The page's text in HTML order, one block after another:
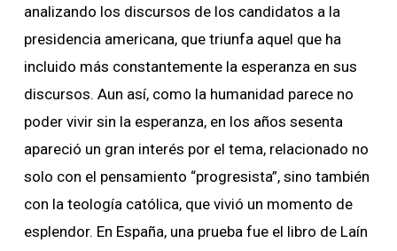
analizando los discursos de los candidatos a la
presidencia americana, que triunfa aquel que ha
incluido más constantemente la esperanza en sus
discursos. Aun así, como la humanidad parece no
poder vivir sin la esperanza, en los años sesenta
apareció un gran interés por el tema, relacionado no
solo con el pensamiento “progresista”, sino también
con la teología católica, que vivió un momento de
esplendor. En España, una prueba fue el libro de Laín